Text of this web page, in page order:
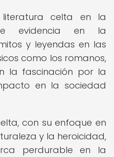
celta en la
evidencia en la
y leyendas en las
como los romanos,
la fascinación por la
en la sociedad
con su enfoque en
y la heroicidad,
perdurable en la